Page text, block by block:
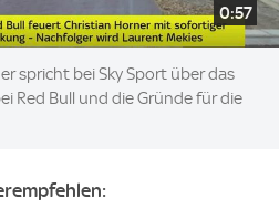
0:57
spricht bei Sky Sport über das
Red Bull und die Gründe für die